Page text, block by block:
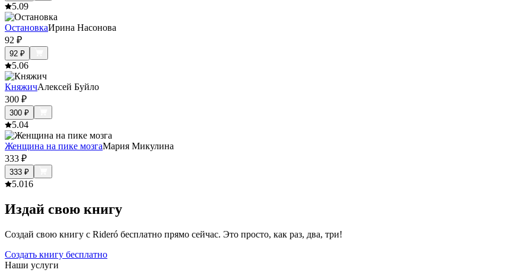
5.09
ОстановкаИрина Насонова
92 ₽
92 ₽
5.06
КняжичАлексей Буйло
300 ₽
300 ₽
5.04
Женщина на пике мозгаМария Микулина
333 ₽
333 ₽
5.016
Издай свою книгу
Создай свою книгу с Rideró бесплатно прямо сейчас. Это просто, как раз, два, три!
Создать книгу бесплатно
Наши услуги